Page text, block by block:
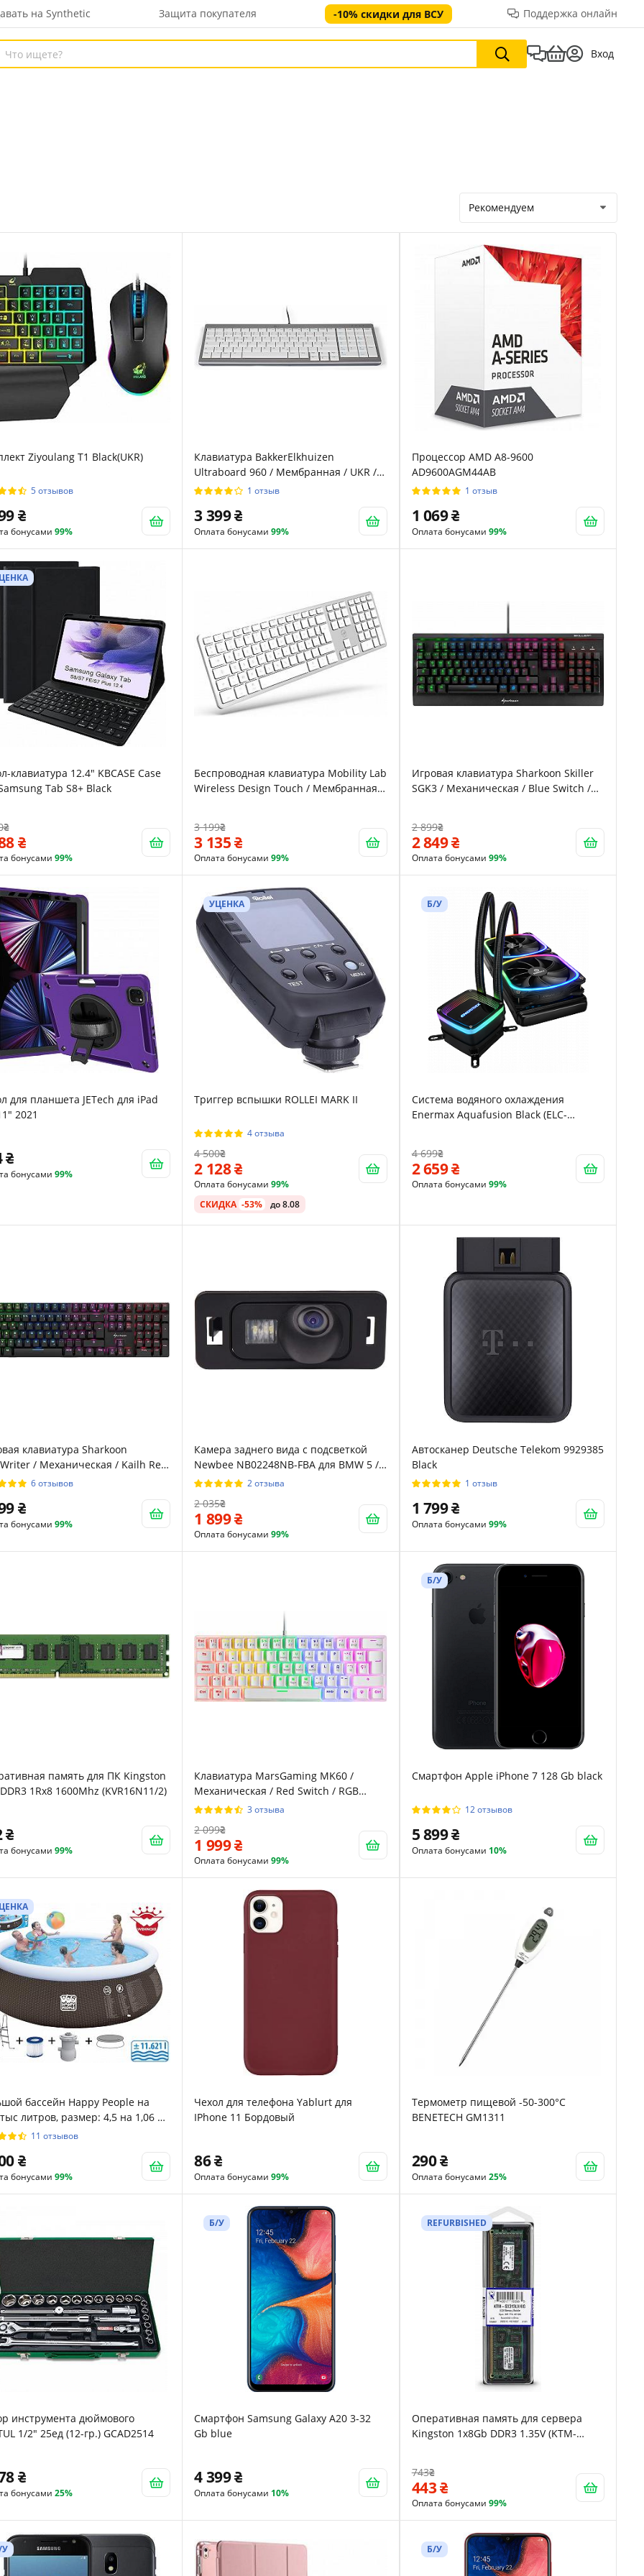
на Synthetic Защита покупателя -10% скидки для ВСУ Поддержка онлайн
Вход
Рекомендуем
Ziyoulang T1 Black(UKR)
5 отзывов
бонусами99%
Клавиатура BakkerElkhuizen
Ultraboard 960 / Мембранная / UKR /
White
1 отзыв
3 399
Оплата бонусами99%
Процессор AMD A8-9600
AD9600AGM44AB
1 отзыв
1 069
Оплата бонусами 99%
клавиатура 12.4" KBCASE Case
Tab S8+ Black
бонусами99%
Беспроводная клавиатура Mobility Lab
Wireless Design Touch / Мембранная /
3 199
3 135
Оплата бонусами99%
Игровая клавиатура Sharkoon Skiller
SGK3 / Механическая / Blue Switch /
2 899
2 849
Оплата бонусами 99%
для планшета JETech для iPad
2021
бонусами99%
УЦЕНКА
Триггер вспышки ROLLEI MARK II
4 отзыва
4 500
2 128
Оплата бонусами99%
СКИДКА -53% до 8.08
Б/У
Система водяного охлаждения
Enermax Aquafusion Black (ELC-
4 699
2 659
Оплата бонусами 99%
клавиатура Sharkoon
/ Механическая / Kailh Red
/ RGB подсветка / UKR / Black
6 отзывов
бонусами99%
Камера заднего вида с подсветкой
Newbee NB02248NB-FBA для BMW 5 /
BMW 3
2 отзыва
2 035
1 899
Оплата бонусами99%
Автосканер Deutsche Telekom 9929385
Black
1 отзыв
1 799
Оплата бонусами 99%
память для ПК Kingston
1Rx8 1600Mhz (KVR16N11/2)
бонусами99%
Клавиатура MarsGaming MK60 /
Механическая / Red Switch / RGB
подсветка / UKR / White
3 отзыва
2 099
1 999
Оплата бонусами99%
Б/У
Смартфон Apple iPhone 7 128 Gb black
12 отзывов
5 899
Оплата бонусами 10%
бассейн Happy People на
литров, размер: 4,5 на 1,06 м (
Насос, фильтр и лесенка
11 отзывов
бонусами99%
Чехол для телефона Yablurt для
IPhone 11 Бордовый
86
Оплата бонусами99%
Термометр пищевой -50-300°C
BENETECH GM1311
290
Оплата бонусами 25%
инструмента дюймового
1/2" 25ед (12-гр.) GCAD2514
бонусами25%
Б/У
Смартфон Samsung Galaxy A20 3-32
Gb blue
4 399
Оплата бонусами 10%
REFURBISHED
Оперативная память для сервера
Kingston 1x8Gb DDR3 1.35V (KTM-
743
443
Оплата бонусами 99%
У Б/У